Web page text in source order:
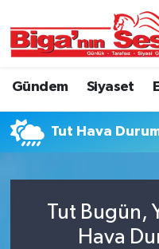
Gündem Siyaset
Tut Hava
Tut Bugün,
Hava
Asayiş
Belde ve Köyler
Belediye
Dünya
Çanakkale Hava
Süper Lig Puan
Tüm Manşetler
Son Dakika